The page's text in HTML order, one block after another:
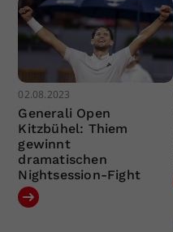
02.08.2023
Generali Open
Kitzbühel: Thiem
gewinnt
dramatischen
Nightsession-Fight